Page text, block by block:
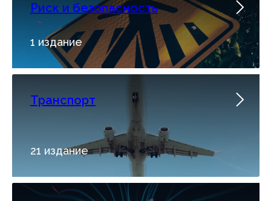
Риск и безопасность
1 издание
Транспорт
21 издание